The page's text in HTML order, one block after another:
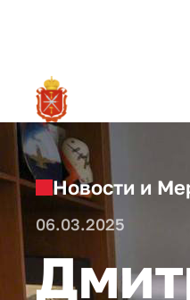
Новости и
06.03.2025